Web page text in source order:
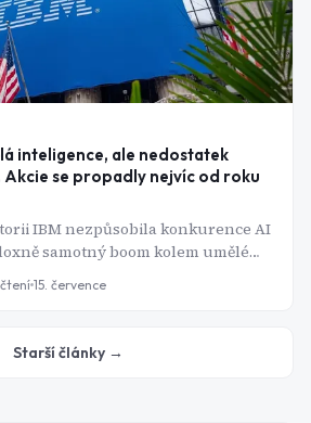
inteligence, ale nedostatek
se propadly nejvíc od roku
IBM nezpůsobila konkurence AI
samotný boom kolem umělé
přes ceny čipů.
15. července
Starší články →